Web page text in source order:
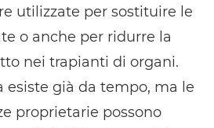
utilizzate per sostituire le
o anche per ridurre la
nei trapianti di organi.
esiste già da tempo, ma le
proprietarie possono